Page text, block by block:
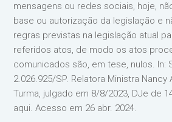
mensagens ou redes sociais, hoje,
base ou autorização da legislação e
regras previstas na legislação atual
referidos atos, de modo os atos
comunicados são, em tese, nulos. In:
2.026.925/SP. Relatora Ministra Nancy
Turma, julgado em 8/8/2023, DJe de
aqui. Acesso em 26 abr. 2024.